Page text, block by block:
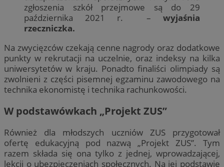
zgłoszenia szkół przejmowe są do 29
października 2021 r. – wyjaśnia
rzeczniczka.
Na zwycięzców czekają cenne nagrody oraz dodatkowe
punkty w rekrutacji na uczelnie, oraz indeksy na kilka
uniwersytetów w kraju. Ponadto finaliści olimpiady są
zwolnieni z części pisemnej egzaminu zawodowego na
technika ekonomistę i technika rachunkowości.
W podstawówkach „Projekt ZUS”
Również dla młodszych uczniów ZUS przygotował
ofertę edukacyjną pod nazwą „Projekt ZUS”. Tym
razem składa się ona tylko z jednej, wprowadzającej,
lekcji o ubezpieczeniach społecznych. Na jej podstawie